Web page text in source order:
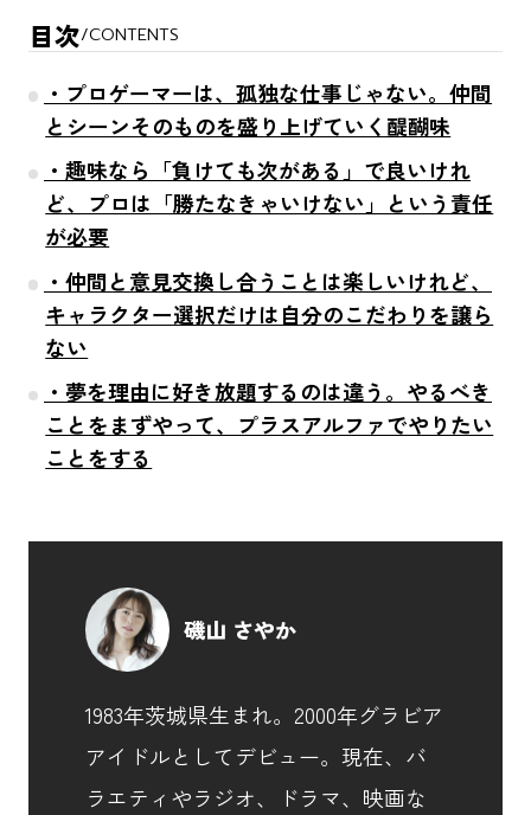
目次/CONTENTS
・プロゲーマーは、孤独な仕事じゃない。仲間
とシーンそのものを盛り上げていく醍醐味
・趣味なら「負けても次がある」で良いけれ
ど、プロは「勝たなきゃいけない」という責任
が必要
・仲間と意見交換し合うことは楽しいけれど、
キャラクター選択だけは自分のこだわりを譲ら
ない
・夢を理由に好き放題するのは違う。やるべき
ことをまずやって、プラスアルファでやりたい
ことをする
磯山 さやか
1983年茨城県生まれ。2000年グラビア
アイドルとしてデビュー。現在、バ
ラエティやラジオ、ドラマ、映画な